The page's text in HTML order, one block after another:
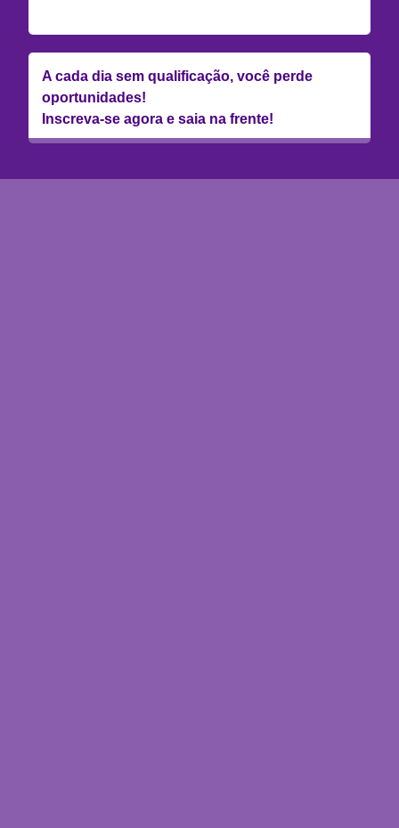
A cada dia sem qualificação, você perde
oportunidades!
Inscreva-se agora e saia na frente!